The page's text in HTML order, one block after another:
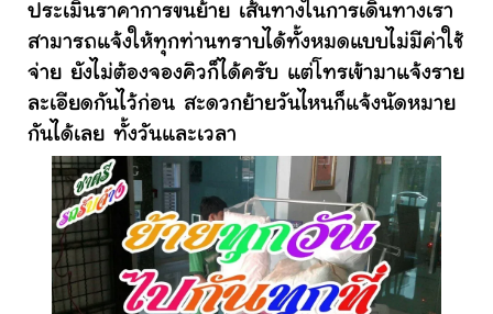
ประเมินราคาการขนย้าย เส้นทางในการเดินทางเรา
สามารถแจ้งให้ทุกท่านทราบได้ทั้งหมดแบบไม่มีค่าใช้
จ่าย ยังไม่ต้องจองคิวก็ได้ครับ แต่โทรเข้ามาแจ้งราย
ละเอียดกันไว้ก่อน สะดวกย้ายวันไหนก็แจ้งนัดหมาย
กันได้เลย ทั้งวันและเวลา